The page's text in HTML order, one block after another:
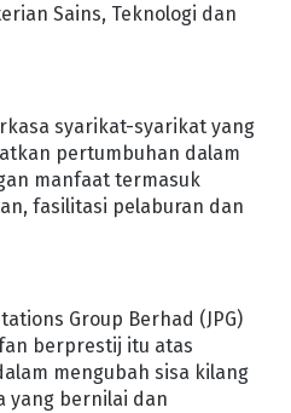
Sains, Teknologi dan
syarikat-syarikat yang
pertumbuhan dalam
manfaat termasuk
fasilitasi pelaburan dan
Group Berhad (JPG)
berprestij itu atas
mengubah sisa kilang
yang bernilai dan